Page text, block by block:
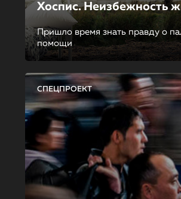
Хоспис. Неизбежность
Пришло время знать правду о
помощи
СПЕЦПРОЕКТ